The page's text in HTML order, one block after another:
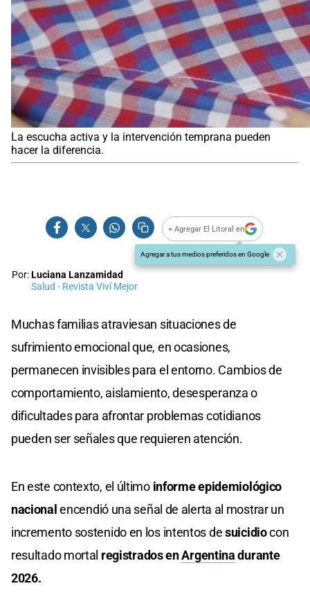
La escucha activa y la intervención temprana pueden
hacer la diferencia.
+ Agregar El Litoral en
Agregar a tus medios preferidos en Google
Por:Luciana Lanzamidad
Salud - Revista Viví Mejor
Muchas familias atraviesan situaciones de
sufrimiento emocional que, en ocasiones,
permanecen invisibles para el entorno. Cambios de
comportamiento, aislamiento, desesperanza o
dificultades para afrontar problemas cotidianos
pueden ser señales que requieren atención.
En este contexto, el últimoinforme epidemiológico
nacional encendió una señal de alerta al mostrar un
incremento sostenido en los intentos desuicidiocon
resultado mortal registrados enArgentinadurante
2026.